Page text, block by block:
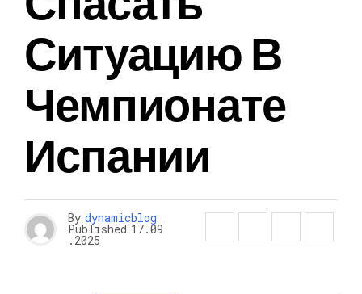
Ситуацию В
Чемпионате
Испании
By dynamicblog
Published 17.09
.2025